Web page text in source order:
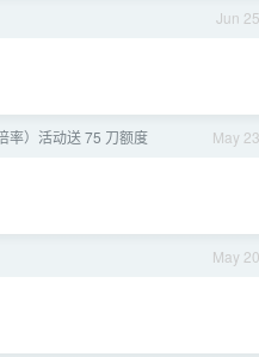
Jun 25
May 23
率）活动送 75 刀额度
May 20